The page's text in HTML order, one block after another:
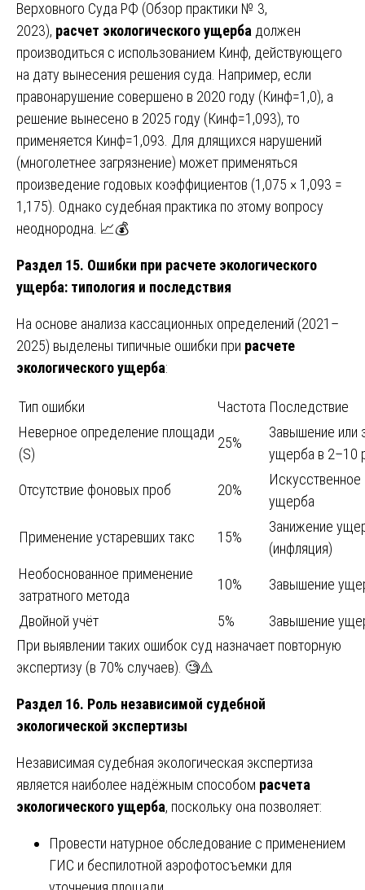
Верховного Суда РФ (Обзор практики № 3,
2023), расчет экологического ущерба должен
производиться с использованием Кинф, действующего
на дату вынесения решения суда. Например, если
правонарушение совершено в 2020 году (Кинф=1,0), а
решение вынесено в 2025 году (Кинф=1,093), то
применяется Кинф=1,093. Для длящихся нарушений
(многолетнее загрязнение) может применяться
произведение годовых коэффициентов (1,075 × 1,093 =
1,175). Однако судебная практика по этому вопросу
неоднородна. 📈💰
Раздел 15. Ошибки при расчете экологического
ущерба: типология и последствия
На основе анализа кассационных определений (2021–
2025) выделены типичные ошибки при расчете
экологического ущерба:
Тип ошибки Частота Последствие
Неверное определение площади
(S)
25%
Завышение или
ущерба в 2–10
Отсутствие фоновых проб 20%
ущерба
Применение устаревших такс 15%
Занижение
(инфляция)
Необоснованное применение
затратного метода
10% Завышение
Двойной учёт 5%
Завышение
При выявлении таких ошибок суд назначает повторную
экспертизу (в 70% случаев). 🧐⚠️
Раздел 16. Роль независимой судебной
экологической экспертизы
Независимая судебная экологическая экспертиза
является наиболее надёжным способом расчета
экологического ущерба, поскольку она позволяет:
Провести натурное обследование с применением
ГИС и беспилотной аэрофотосъемки для